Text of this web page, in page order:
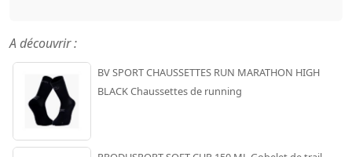
A découvrir :
BV SPORT CHAUSSETTES RUN MARATHON HIGH
BLACK Chaussettes de running